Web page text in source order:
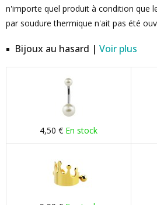
n'importe quel produit à condition que
par soudure thermique n'ait pas été
Bijoux au hasard | Voir plus
4,50 € En stock